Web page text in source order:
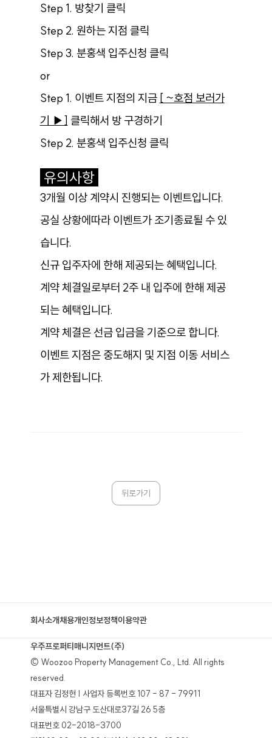
Step 1. 방찾기 클릭
Step 2. 원하는 지점 클릭
Step 3. 분홍색 입주신청 클릭
or
Step 1. 이벤트 지점의 지금 [ ~호점 보러가
기 ▶︎] 클릭해서 방 구경하기
Step 2. 분홍색 입주신청 클릭
유의사항
3개월 이상 계약시 진행되는 이벤트입니다.
공실 상황에따라 이벤트가 조기종료될 수 있
습니다.
신규 입주자에 한해 제공되는 혜택입니다.
계약 체결일로부터 2주 내 입주에 한해 제공
되는 혜택입니다.
계약 체결은 선금 입금을 기준으로 합니다.
이벤트 지점은 중도해지 및 지점 이동 서비스
가 제한됩니다.
뒤로가기
회사소개채용개인정보정책이용약관
우주프로퍼티매니지먼트(주)
© Woozoo Property Management Co., Ltd. All rights
reserved.
대표자 김정현 | 사업자 등록번호 107 - 87 - 79911
서울특별시 강남구 도산대로37길 26 5층
대표번호 02-2018-3700